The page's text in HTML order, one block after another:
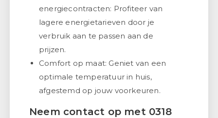
energiecontracten: Profiteer van
lagere energietarieven door je
verbruik aan te passen aan de
prijzen.
Comfort op maat: Geniet van een
optimale temperatuur in huis,
afgestemd op jouw voorkeuren.
Neem contact op met 0318